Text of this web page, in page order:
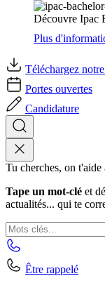
Découvre Ipac
Plus
Téléchargez
Portes ouvertes
Candidature
Tu cherches, on t'aide
Tape un mot-clé et
actualités... qui te
Être rappelé